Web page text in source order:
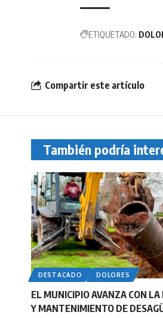
ETIQUETADO:
Compartir este artículo
También podría
DESTACADO DOLORES
EL MUNICIPIO AVANZA CON
Y MANTENIMIENTO DE